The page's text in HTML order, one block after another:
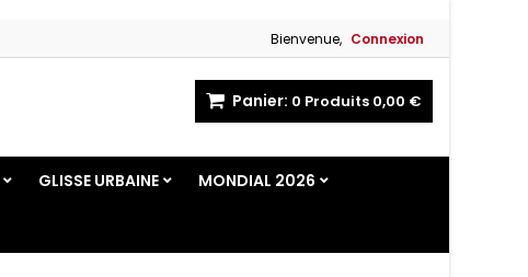
Bienvenue, Connexion
Panier: 0 Produits 0,00 €
GLISSE URBAINE MONDIAL 2026